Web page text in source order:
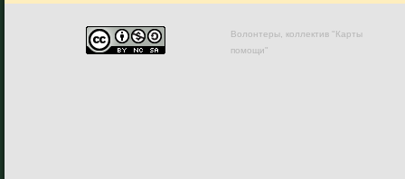
Волонтеры, коллектив "Карты
помощи"